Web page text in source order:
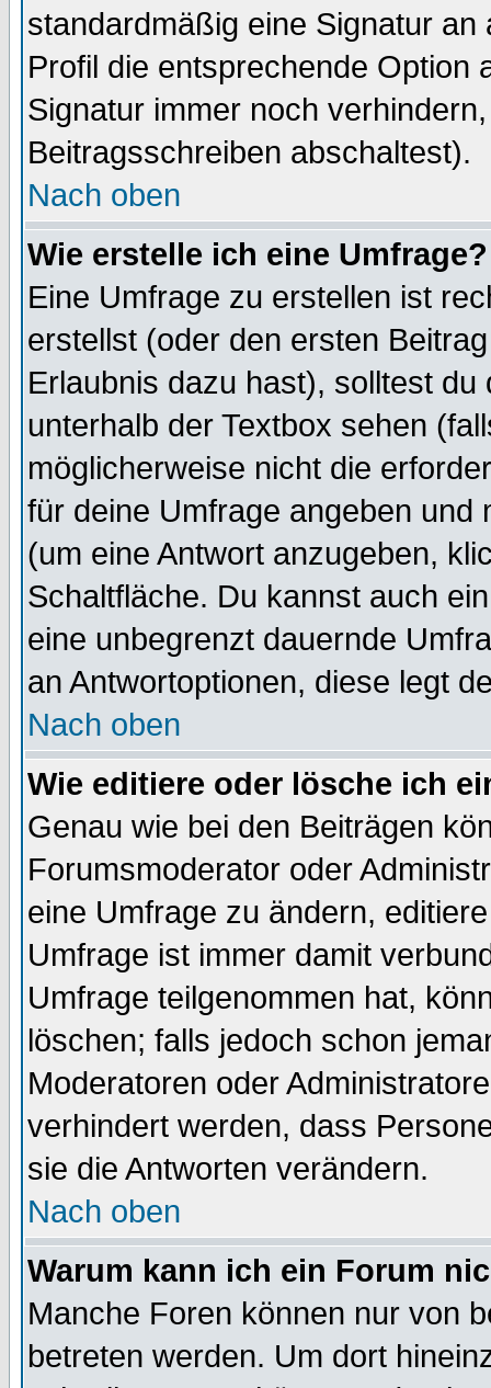
standardmäßig eine Signatur
Profil die entsprechende Option
Signatur immer noch
Beitragsschreiben abschaltest).
Nach oben
Wie erstelle ich eine Umfrage?
Eine Umfrage zu erstellen ist
erstellst (oder den ersten
Erlaubnis dazu hast), solltest
unterhalb der Textbox sehen
möglicherweise nicht die
für deine Umfrage angeben und
(um eine Antwort anzugeben,
Schaltfläche. Du kannst auch
eine unbegrenzt dauernde
an Antwortoptionen, diese legt
Nach oben
Wie editiere oder lösche ich
Genau wie bei den Beiträgen
Forumsmoderator oder
eine Umfrage zu ändern,
Umfrage ist immer damit
Umfrage teilgenommen hat,
löschen; falls jedoch schon
Moderatoren oder
verhindert werden, dass
sie die Antworten verändern.
Nach oben
Warum kann ich ein Forum
Manche Foren können nur von
betreten werden. Um dort